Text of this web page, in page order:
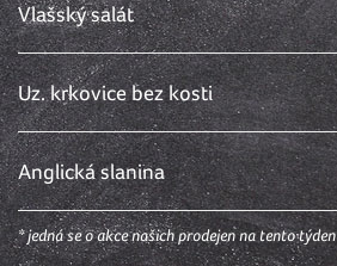
Vlašský salát
Uz. krkovice bez kosti
Anglická slanina
* jedná se o akce našich prodejen na tento týden